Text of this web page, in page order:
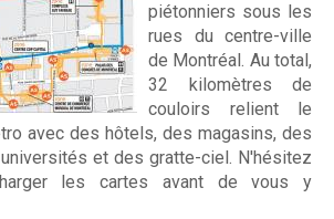
piétonniers sous les
rues du centre-ville
de Montréal. Au total,
32 kilomètres de
couloirs relient le
avec des hôtels, des magasins, des
et des gratte-ciel. N'hésitez
les cartes avant de vous y